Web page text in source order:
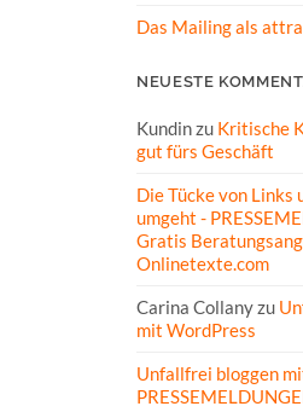
Das Mailing als
NEUESTE
Kundinzu Kritische
gut fürs Geschäft
Die Tücke von Links
umgeht -
Gratis
Onlinetexte.com
Carina Collanyzu
mit WordPress
Unfallfrei bloggen